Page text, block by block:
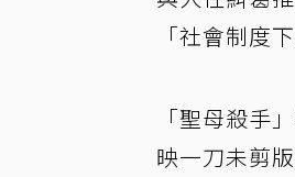
「社會制度
「聖母殺手
映一刀未剪